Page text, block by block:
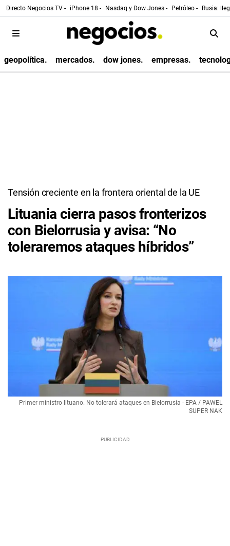
Directo Negocios TV - iPhone 18 - Nasdaq y Dow Jones - Petróleo - Rusia:
geopolítica. mercados. dow jones. empresas.
Tensión creciente en la frontera oriental de la UE
Lituania cierra pasos fronterizos
con Bielorrusia y avisa: “No
toleraremos ataques híbridos”
Primer ministro lituano. No tolerará ataques en Bielorrusia - EPA / PAWEL
SUPER NAK​​​​​​​​​​​​